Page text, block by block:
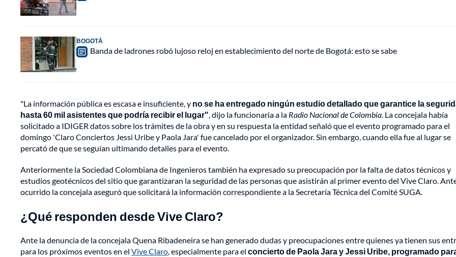
BOGOTÁ
Banda de ladrones robó lujoso reloj en establecimiento del norte de Bogotá: esto se sabe
"La información pública es escasa e insuficiente, y no se ha entregado ningún estudio detallado que garantice la
hasta 60 mil asistentes que podría recibir el lugar", dijo la funcionaria a la Radio Nacional de Colombia. La concejala había
solicitado a IDIGER datos sobre los trámites de la obra y en su respuesta la entidad señaló que el evento programado para el
domingo 'Claro Conciertos Jessi Uribe y Paola Jara' fue cancelado por el organizador. Sin embargo, cuando ella fue al lugar se
percató de que se seguían ultimando detalles para el evento.
Anteriormente la Sociedad Colombiana de Ingenieros también ha expresado su preocupación por la falta de datos técnicos y
estudios geotécnicos del sitio que garantizaran la seguridad de las personas que asistirán al primer evento del Vive Claro.
ocurrido la concejala aseguró que solicitará la información correspondiente a la Secretaría Técnica del Comité SUGA.
¿Qué responden desde Vive Claro?
Ante la denuncia de la concejala Quena Ribadeneira se han generado dudas y preocupaciones entre quienes ya tienen sus
para los próximos eventos en el Vive Claro, especialmente para el concierto de Paola Jara y Jessi Uribe, programado